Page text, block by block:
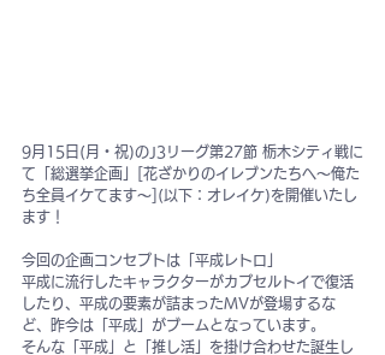
9月15日(月・祝)のJ3リーグ第27節 栃木シティ戦に
て「総選挙企画」[花ざかりのイレブンたちへ～俺た
ち全員イケてます～](以下：オレイケ)を開催いたし
ます！
今回の企画コンセプトは「平成レトロ」
平成に流行したキャラクターがカプセルトイで復活
したり、平成の要素が詰まったMVが登場するな
ど、昨今は「平成」がブームとなっています。
そんな「平成」と「推し活」を掛け合わせた誕生し